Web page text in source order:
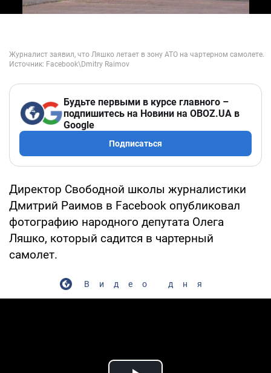
Будьте первыми в курсе главного –
подпишитесь на Новини на OBOZ.UA в
Google
Подписаться
Директор Свободной школы журналистики
Дмитрий Раимов в Facebook опубликовал
фотографию народного депутата Олега
Ляшко, который садится в чартерный
самолет.
Видео дня